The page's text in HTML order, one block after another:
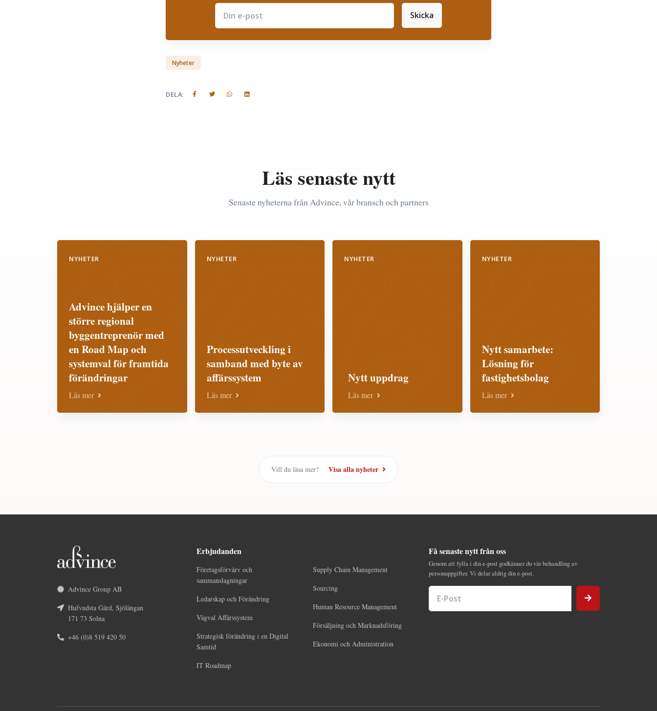
Subscribe
Skicka
Nyheter
DELA:
Läs senaste nytt
Senaste nyheterna från Advince, vår bransch och partners
NYHETER
Advince hjälper en
större regional
byggentreprenör med
en Road Map och
systemval för framtida
förändringar
Läs mer
NYHETER
Processutveckling i
samband med byte av
affärssystem
Läs mer
NYHETER
Nytt uppdrag
Läs mer
NYHETER
Nytt samarbete:
Lösning för
fastighetsbolag
Läs mer
Vill du läsa mer? Visa alla nyheter
Advince Group AB
Hufvudsta Gård, Sjölängan
171 73 Solna
+46 (0)8 519 420 50
Erbjudanden
Företagsförvärv och
sammanslagningar
Ledarskap och Förändring
Vägval Affärssystem
Strategisk förändring i en Digital
Samtid
IT Roadmap
Supply Chain Management
Sourcing
Human Resource Management
Försäljning och Marknadsföring
Ekonomi och Administration
Få senaste nytt från oss
Genom att fylla i din e-post godkänner du vår behandling av
personuppgifter. Vi delar aldrig din e-post.